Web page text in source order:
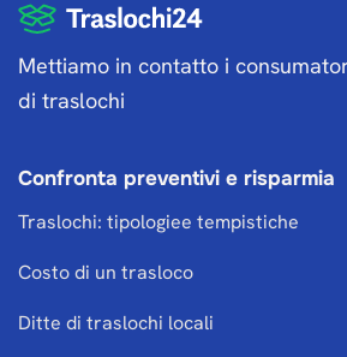
Mettiamo in contatto i
di traslochi
Confronta preventivi e risparmia
Traslochi: tipologiee tempistiche
Costo di un trasloco
Ditte di traslochi locali